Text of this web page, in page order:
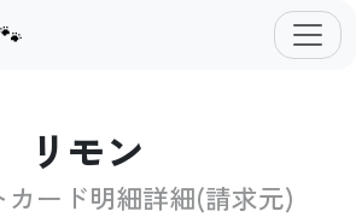
リモン
カード明細詳細(請求元)